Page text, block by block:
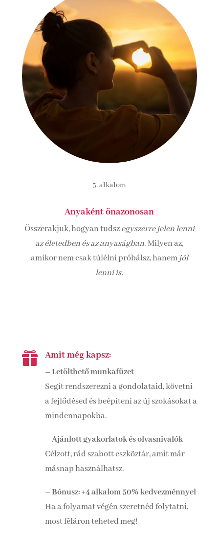
5. alkalom
Anyaként önazonosan
Összerakjuk, hogyan tudszegyszerre jelen lenni
az életedben és az anyaságban. Milyen az,
amikor nem csak túlélni próbálsz, hanemjól
lenni is.
 Amit még kapsz:
– Letölthető munkafüzet
Segít rendszerezni a gondolataid, követni
a fejlődésed és beépíteni az új szokásokat a
mindennapokba.
– Ajánlott gyakorlatok és olvasnivalók
Célzott, rád szabott eszköztár, amit már
másnap használhatsz.
– Bónusz: +4 alkalom 50% kedvezménnyel
Ha a folyamat végén szeretnéd folytatni,
most féláron teheted meg!